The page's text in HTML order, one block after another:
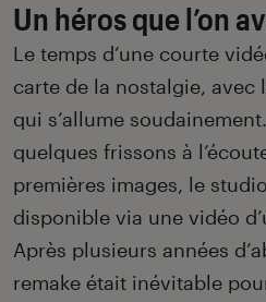
Un héros que l’on
Le temps d’une courte
carte de la nostalgie, avec
qui s’allume
quelques frissons à
premières images, le
disponible via une vidéo
Après plusieurs années
remake était inévitable